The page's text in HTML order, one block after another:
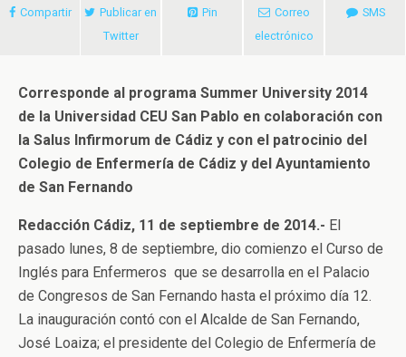
Compartir
Publicar en
Twitter
Pin
Correo
electrónico
SMS
Corresponde al programa Summer University 2014
de la Universidad CEU San Pablo en colaboración con
la Salus Infirmorum de Cádiz y con el patrocinio del
Colegio de Enfermería de Cádiz y del Ayuntamiento
de San Fernando
Redacción Cádiz, 11 de septiembre de 2014.- El
pasado lunes, 8 de septiembre, dio comienzo el Curso de
Inglés para Enfermeros que se desarrolla en el Palacio
de Congresos de San Fernando hasta el próximo día 12.
La inauguración contó con el Alcalde de San Fernando,
José Loaiza; el presidente del Colegio de Enfermería de